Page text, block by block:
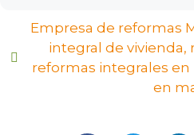
Empresa de reformas
integral de vivienda,
reformas integrales en
en